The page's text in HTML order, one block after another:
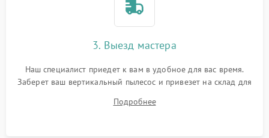
3. Выезд мастера
Наш специалист приедет к вам в удобное для вас время.
Заберет ваш вертикальный пылесос и привезет на склад для
Подробнее